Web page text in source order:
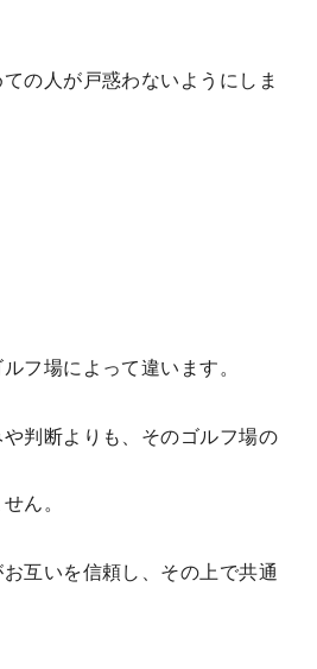
の人が戸惑わないようにしま
フ場によって違います。
判断よりも、そのゴルフ場の
ん。
互いを信頼し、その上で共通